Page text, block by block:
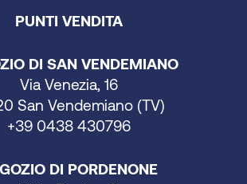
PUNTI VENDITA
DI SAN VENDEMIANO
Via Venezia, 16
San Vendemiano (TV)
+39 0438 430796
DI PORDENONE